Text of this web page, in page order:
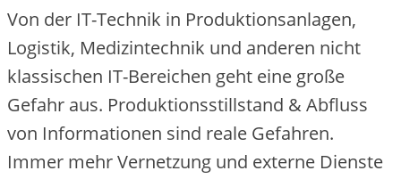
Von der IT-Technik in Produktionsanlagen,
Logistik, Medizintechnik und anderen nicht
klassischen IT-Bereichen geht eine große
Gefahr aus. Produktionsstillstand & Abfluss
von Informationen sind reale Gefahren.
Immer mehr Vernetzung und externe Dienste